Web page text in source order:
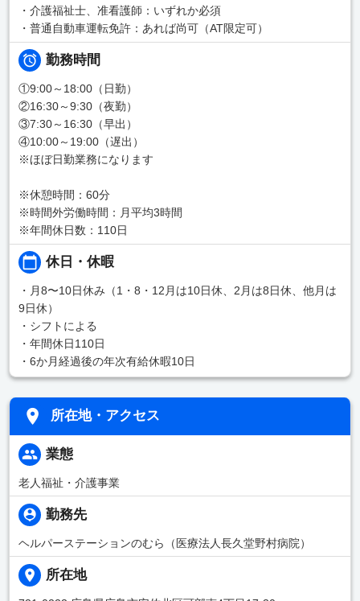
・介護福祉士、准看護師：いずれか必須
・普通自動車運転免許：あれば尚可（AT限定可）
勤務時間
①9:00～18:00（日勤）
②16:30～9:30（夜勤）
③7:30～16:30（早出）
④10:00～19:00（遅出）
※ほぼ日勤業務になります
※休憩時間：60分
※時間外労働時間：月平均3時間
※年間休日数：110日
休日・休暇
・月8〜10日休み（1・8・12月は10日休、2月は8日休、他月は
9日休）
・シフトによる
・年間休日110日
・6か月経過後の年次有給休暇10日
所在地・アクセス
業態
老人福祉・介護事業
勤務先
ヘルパーステーションのむら（医療法人長久堂野村病院）
所在地